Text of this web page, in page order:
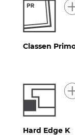
Classen
Hard Edge K